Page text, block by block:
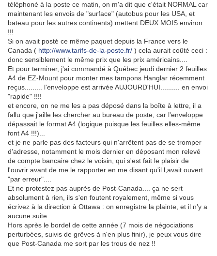
téléphoné à la poste ce matin, on m'a dit que c'était NORMAL car
maintenant les envois de "surface" (autobus pour les USA, et
bateau pour les autres continents) mettent DEUX MOIS environ
!!!
Si on avait posté ce même paquet depuis la France vers le
Canada ( http://www.tarifs-de-la-poste.fr/ ) cela aurait coûté ceci :
donc sensiblement le même prix que les prix américains....
Et pour terminer, j'ai commandé à Québec jeudi dernier 2 feuilles
A4 de EZ-Mount pour monter mes tampons Hanglar récemment
reçus......... l'enveloppe est arrivée AUJOURD'HUI.......... en envoi
"rapide" !!!!
et encore, on ne me les a pas déposé dans la boîte à lettre, il a
fallu que j'aille les chercher au bureau de poste, car l'enveloppe
dépassait le format A4 (logique puisque les feuilles elles-même
font A4 !!!)...
et je ne parle pas des facteurs qui n'arrêtent pas de se tromper
d'adresse, notamment le mois dernier en déposant mon relevé
de compte bancaire chez le voisin, qui s'est fait le plaisir de
l'ouvrir avant de me le rapporter en me disant qu'il l,avait ouvert
"par erreur"....
Et ne protestez pas auprès de Post-Canada.... ça ne sert
absolument à rien, ils s'en foutent royalement, même si vous
écrivez à la direction à Ottawa : on enregistre la plainte, et il n'y a
aucune suite.
Hors après le bordel de cette année (7 mois de négociations
perturbées, suivis de grêves à n'en plus finir), je peux vous dire
que Post-Canada me sort par les trous de nez !!